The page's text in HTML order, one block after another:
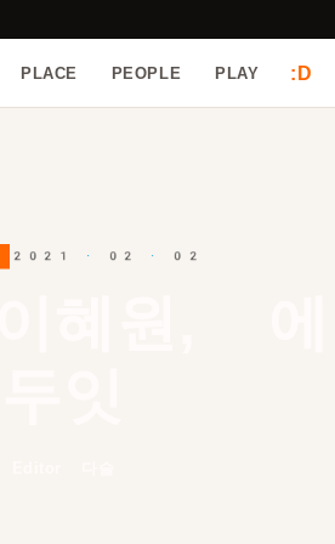
PLACE PEOPLE PLAY :D
2021 · 02 · 02